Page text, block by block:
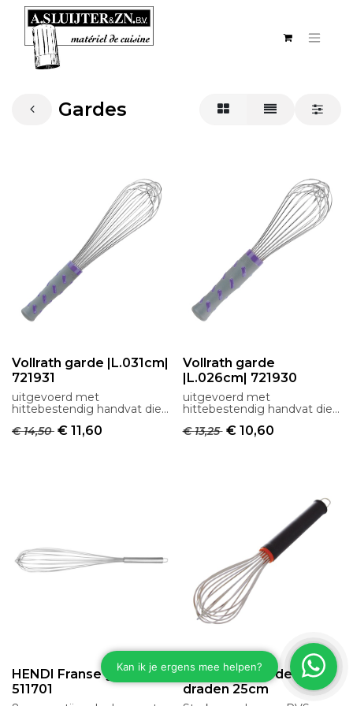
Gardes
Vollrath garde |L.031cm|
721931
uitgevoerd met
hittebestendig handvat die
betere grip
€14,50 € 11,60
Vollrath garde
|L.026cm| 721930
uitgevoerd met
hittebestendig handvat die
betere grip
€13,25 € 10,60
HENDI Franse garde
511701
Schneider garde 24
draden 25cm